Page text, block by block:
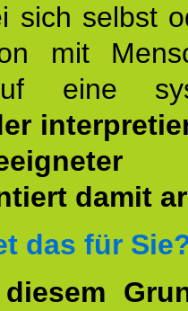
sich selbst
mit
eine
damit
das für